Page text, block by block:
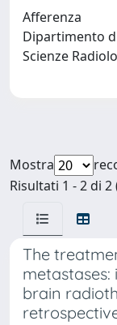
Afferenza
Dipartimento
Scienze
Mostra
Risultati 1 - 2 di
The
brain